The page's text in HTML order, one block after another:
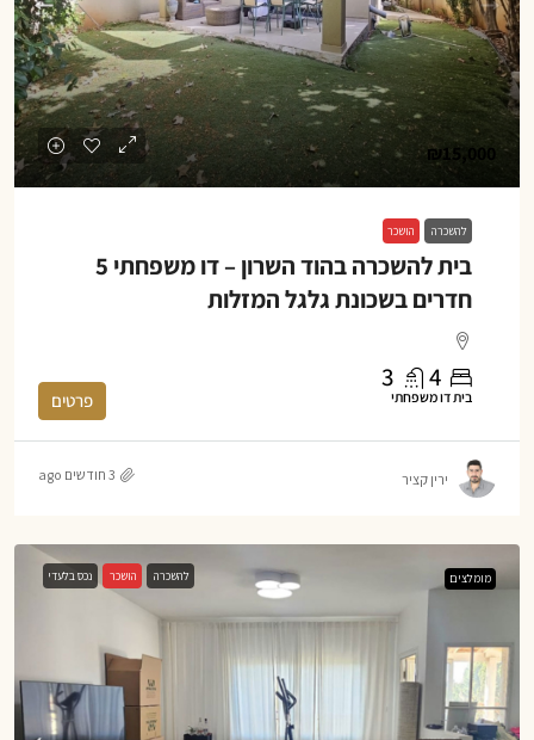
₪15,000
להשכרה הושכר
בית להשכרה בהוד השרון – דו משפחתי 5
חדרים בשכונת גלגל המזלות
4
3
בית דו משפחתי פרטים
ירין קציר 3 חודשים ago
מומלצים להשכרה הושכר נכס בלעדי